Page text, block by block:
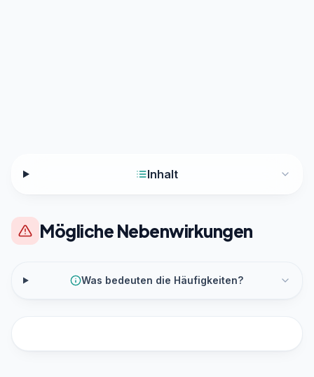
Inhalt
Mögliche Nebenwirkungen
Was bedeuten die Häufigkeiten?